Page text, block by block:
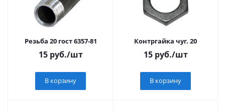
Резьба 20 гост 6357-81
15руб./шт
В корзину
Контргайка чуг. 20
15руб./шт
В корзину